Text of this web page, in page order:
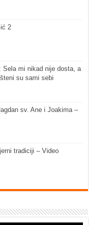
2
mi nikad nije dosta, a
su sami sebi
sv. Ane i Joakima –
tradiciji – Video